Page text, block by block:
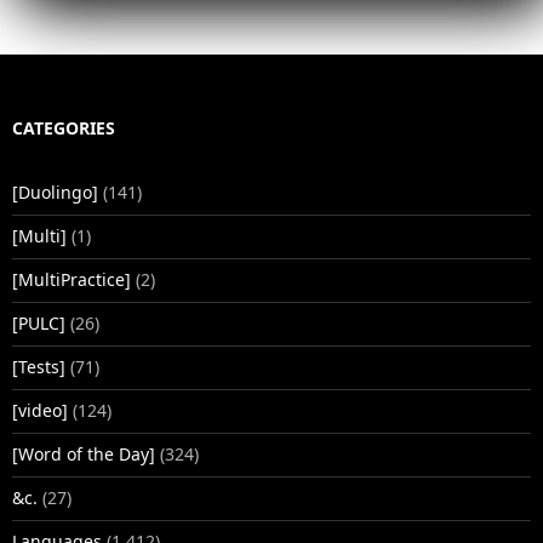
CATEGORIES
[Duolingo] (141)
[Multi] (1)
[MultiPractice] (2)
[PULC] (26)
[Tests] (71)
[video] (124)
[Word of the Day] (324)
&c. (27)